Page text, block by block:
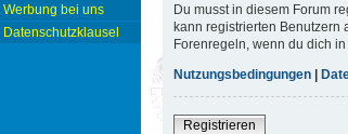
Werbung bei uns
Datenschutzklausel
Du musst in diesem Forum
kann registrierten Benutzern
Forenregeln, wenn du dich
Nutzungsbedingungen |
Registrieren